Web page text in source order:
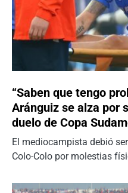
“Saben que tengo
Aránguiz se alza por
duelo de Copa
El mediocampista debió
Colo-Colo por molestias